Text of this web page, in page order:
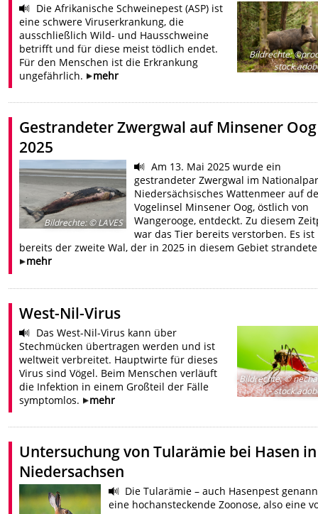
Bildrechte:
Die Afrikanische Schweinepest (ASP) ist
eine schwere Viruserkrankung, die
ausschließlich Wild- und Hausschweine
betrifft und für diese meist tödlich endet.
Für den Menschen ist die Erkrankung
ungefährlich.
mehr
Gestrandeter Zwergwal auf Minsener Oog
2025
Bildrechte:© LAVES
Am 13. Mai 2025 wurde ein
gestrandeter Zwergwal im
Niedersächsisches Wattenmeer auf
Vogelinsel Minsener Oog, östlich von
Wangerooge, entdeckt. Zu diesem
war das Tier bereits verstorben. Es ist
bereits der zweite Wal, der in 2025 in diesem Gebiet
mehr
West-Nil-Virus
Bildrechte:©
–
Das West-Nil-Virus kann über
Stechmücken übertragen werden und ist
weltweit verbreitet. Hauptwirte für dieses
Virus sind Vögel. Beim Menschen verläuft
die Infektion in einem Großteil der Fälle
symptomlos.
mehr
Untersuchung von Tularämie bei Hasen in
Niedersachsen
Die Tularämie – auch Hasenpest
eine hochansteckende Zoonose, also eine